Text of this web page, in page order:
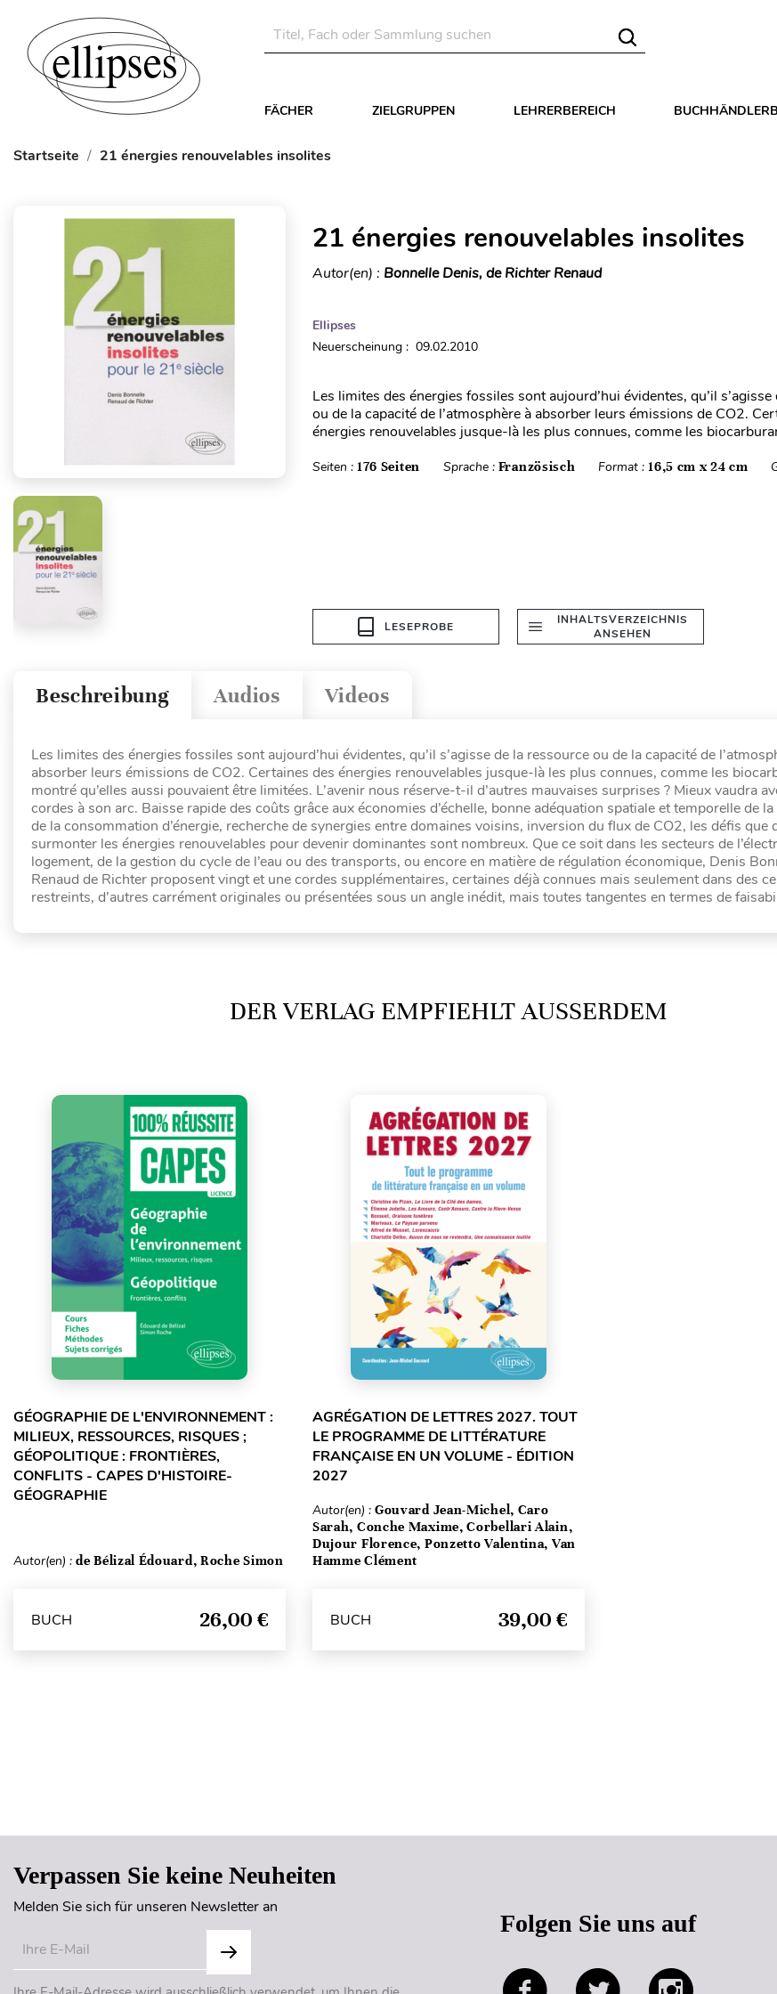
FÄCHER ZIELGRUPPEN LEHRERBEREICH
Startseite 21 énergies renouvelables insolites
21 énergies renouvelables insolites
Autor(en) : Bonnelle Denis, de Richter Renaud
Ellipses
Neuerscheinung : 09.02.2010
Les limites des énergies fossiles sont aujourd’hui évidentes, qu’il
ou de la capacité de l’atmosphère à absorber leurs émissions de CO2.
énergies renouvelables jusque-là les plus connues, comme les
Seiten : 176 Seiten Sprache : Französisch Format :16,5 cm x 24 cm
LESEPROBE
INHALTSVERZEICHNIS
ANSEHEN
Videos
Audios
Beschreibung
Les limites des énergies fossiles sont aujourd’hui évidentes, qu’il s’agisse de la ressource ou de la capacité de
absorber leurs émissions de CO2. Certaines des énergies renouvelables jusque-là les plus connues, comme les
montré qu’elles aussi pouvaient être limitées. L’avenir nous réserve-t-il d’autres mauvaises surprises ? Mieux vaudra
cordes à son arc. Baisse rapide des coûts grâce aux économies d’échelle, bonne adéquation spatiale et temporelle de
de la consommation d’énergie, recherche de synergies entre domaines voisins, inversion du flux de CO2, les défis que
surmonter les énergies renouvelables pour devenir dominantes sont nombreux. Que ce soit dans les secteurs de
logement, de la gestion du cycle de l’eau ou des transports, ou encore en matière de régulation économique, Denis
Renaud de Richter proposent vingt et une cordes supplémentaires, certaines déjà connues mais seulement dans des
restreints, d’autres carrément originales ou présentées sous un angle inédit, mais toutes tangentes en termes de
DER VERLAG EMPFIEHLT AUSSERDEM
GÉOGRAPHIE DE L'ENVIRONNEMENT :
MILIEUX, RESSOURCES, RISQUES ;
GÉOPOLITIQUE : FRONTIÈRES,
CONFLITS - CAPES D'HISTOIRE-
GÉOGRAPHIE
Autor(en) : de Bélizal Édouard, Roche Simon
BUCH 26,00 €
AGRÉGATION DE LETTRES 2027. TOUT
LE PROGRAMME DE LITTÉRATURE
FRANÇAISE EN UN VOLUME - ÉDITION
2027
Autor(en) : Gouvard Jean-Michel, Caro
Sarah, Conche Maxime, Corbellari Alain,
Dujour Florence, Ponzetto Valentina, Van
Hamme Clément
BUCH 39,00 €
Verpassen Sie keine Neuheiten
Melden Sie sich für unseren Newsletter an
Folgen Sie uns auf